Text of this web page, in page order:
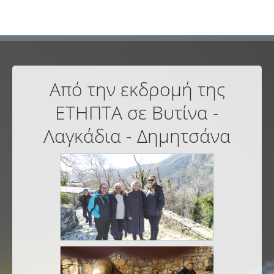
Από την εκδρομή της
ΕΤΗΠΤΑ σε Βυτίνα -
Λαγκάδια - Δημητσάνα